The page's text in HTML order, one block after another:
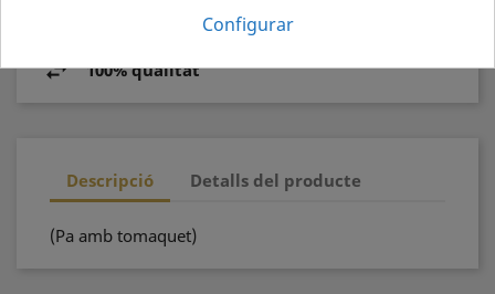
100% qualitat
Descripció Detalls del producte
(Pa amb tomaquet)
Configurar